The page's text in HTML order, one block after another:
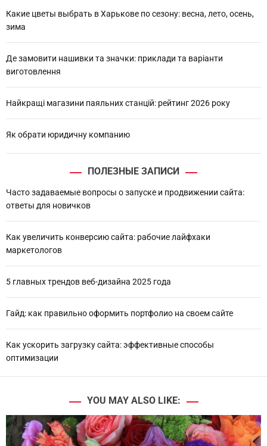
Какие цветы выбрать в Харькове по сезону: весна, лето, осень,
зима
Де замовити нашивки та значки: приклади та варіанти
виготовлення
Найкращі магазини паяльних станцій: рейтинг 2026 року
Як обрати юридичну компанию
ПОЛЕЗНЫЕ ЗАПИСИ
Часто задаваемые вопросы о запуске и продвижении сайта:
ответы для новичков
Как увеличить конверсию сайта: рабочие лайфхаки
маркетологов
5 главных трендов веб-дизайна 2025 года
Гайд: как правильно оформить портфолио на своем сайте
Как ускорить загрузку сайта: эффективные способы
оптимизации
YOU MAY ALSO LIKE: